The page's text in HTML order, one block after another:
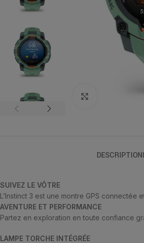
DESCRIPTION
SUIVEZ LE VÔTRE
L’Instinct 3 est une montre GPS
AVENTURE ET PERFORMANCE
Partez en exploration en toute confiance
LAMPE TORCHE INTÉGRÉE